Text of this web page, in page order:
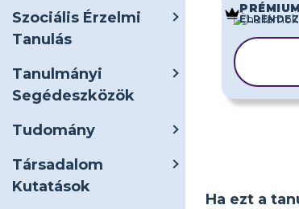
Szociális Érzelmi
Tanulás
Tanulmányi
Segédeszközök
Tudomány
Társadalom
Kutatások
PRÉMIUM
Ha ezt a